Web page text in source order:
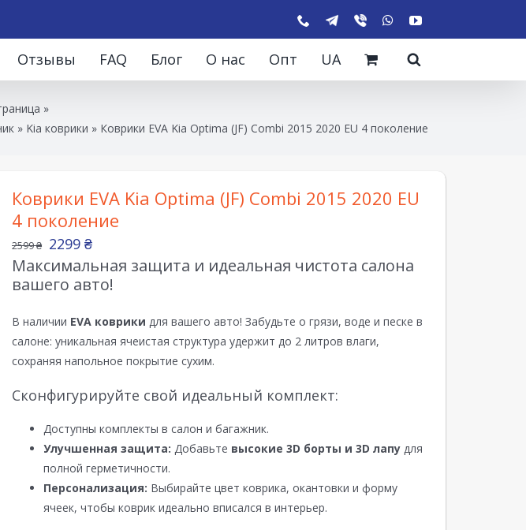
Отзывы FAQ Блог О нас Опт UA
»
» Kia коврики » Коврики EVA Kia Optima (JF) Combi 2015 2020 EU 4 поколение
Коврики EVA Kia Optima (JF) Combi 2015 2020 EU
4 поколение
2599₴ 2299 ₴
Максимальная защита и идеальная чистота салона
вашего авто!
В наличии EVA коврики для вашего авто! Забудьте о грязи, воде и песке в
салоне: уникальная ячеистая структура удержит до 2 литров влаги,
сохраняя напольное покрытие сухим.
Сконфигурируйте свой идеальный комплект:
Доступны комплекты в салон и багажник.
Улучшенная защита: Добавьте высокие 3D борты и 3D лапу для
полной герметичности.
Персонализация: Выбирайте цвет коврика, окантовки и форму
ячеек, чтобы коврик идеально вписался в интерьер.